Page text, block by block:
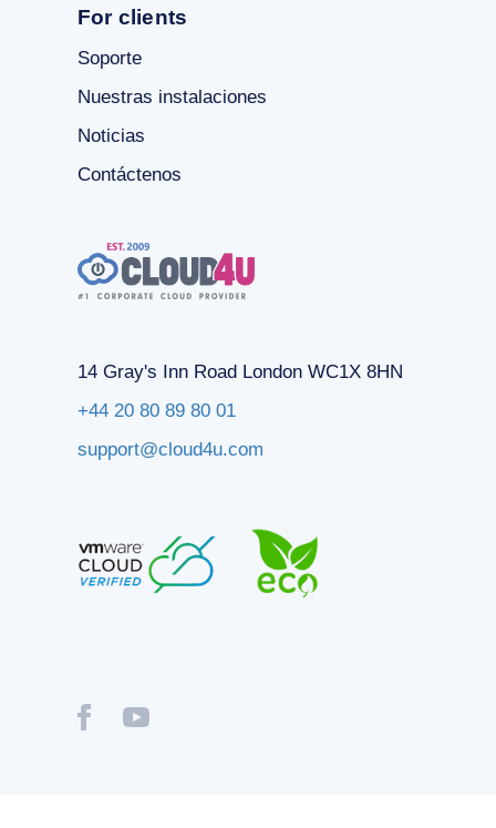
For clients
Soporte
Nuestras instalaciones
Noticias
Contáctenos
14 Gray's Inn Road London WC1X 8HN
+44 20 80 89 80 01
support@cloud4u.com